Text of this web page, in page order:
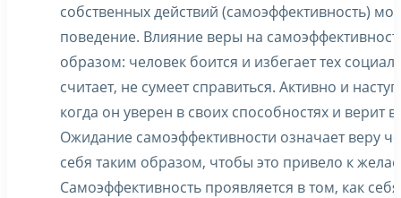
собственных действий (самоэффективность)
поведение. Влияние веры на
образом: человек боится и избегает тех
считает, не сумеет справиться. Активно и
когда он уверен в своих способностях и верит
Ожидание самоэффективности означает веру
себя таким образом, чтобы это привело к
Самоэффективность проявляется в том, как